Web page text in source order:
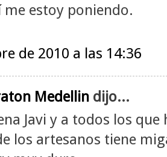
me estoy poniendo.
de 2010 a las 14:36
Medellin dijo...
Javi y a todos los
los artesanos tiene